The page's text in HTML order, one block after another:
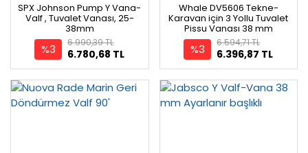
SPX Johnson Pump Y Vana-
Valf , Tuvalet Vanası, 25-
38mm
%3 6.780,68 TL
6.990,39 TL
Whale DV5606 Tekne-
Karavan için 3 Yollu Tuvalet
Pissu Vanası 38 mm
%3 6.396,87 TL
6.594,71 TL